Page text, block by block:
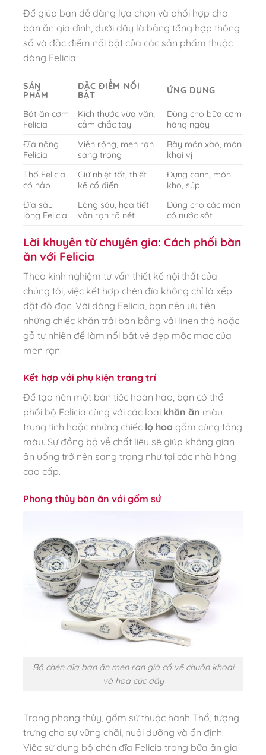
Để giúp bạn dễ dàng lựa chọn và phối hợp cho
bàn ăn gia đình, dưới đây là bảng tổng hợp thông
số và đặc điểm nổi bật của các sản phẩm thuộc
dòng Felicia:
SẢN
PHẨM
ĐẶC ĐIỂM NỔI
BẬT
ỨNG DỤNG
Bát ăn cơm
Felicia
Kích thước vừa vặn,
cầm chắc tay
Dùng cho bữa cơm
hàng ngày
Đĩa nông
Felicia
Viền rộng, men rạn
sang trọng
Bày món xào, món
khai vị
Thố Felicia
có nắp
Giữ nhiệt tốt, thiết
kế cổ điển
Đựng canh, món
kho, súp
Đĩa sâu
lòng Felicia
Lòng sâu, họa tiết
vân rạn rõ nét
Dùng cho các món
có nước sốt
Lời khuyên từ chuyên gia: Cách phối bàn
ăn với Felicia
Theo kinh nghiệm tư vấn thiết kế nội thất của
chúng tôi, việc kết hợp chén đĩa không chỉ là xếp
đặt đồ đạc. Với dòng Felicia, bạn nên ưu tiên
những chiếc khăn trải bàn bằng vải linen thô hoặc
gỗ tự nhiên để làm nổi bật vẻ đẹp mộc mạc của
men rạn.
Kết hợp với phụ kiện trang trí
Để tạo nên một bàn tiệc hoàn hảo, bạn có thể
phối bộ Felicia cùng với các loại khăn ăn màu
trung tính hoặc những chiếc lọ hoa gốm cùng tông
màu. Sự đồng bộ về chất liệu sẽ giúp không gian
ăn uống trở nên sang trọng như tại các nhà hàng
cao cấp.
Phong thủy bàn ăn với gốm sứ
Bộ chén dĩa bàn ăn men rạn giả cổ vẽ chuồn khoai
và hoa cúc dây
Trong phong thủy, gốm sứ thuộc hành Thổ, tượng
trưng cho sự vững chãi, nuôi dưỡng và ổn định.
Việc sử dụng bộ chén đĩa Felicia trong bữa ăn gia